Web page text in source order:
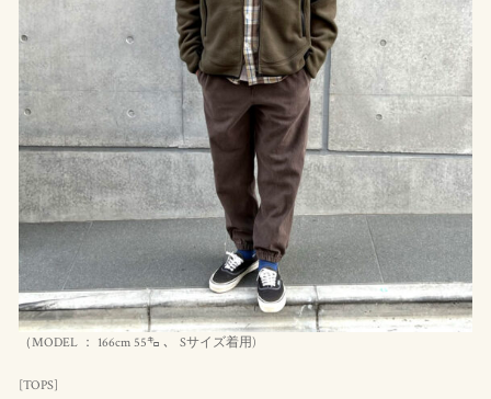
（MODEL ： 166cm 55㌔ 、 Sサイズ着用)
[TOPS]